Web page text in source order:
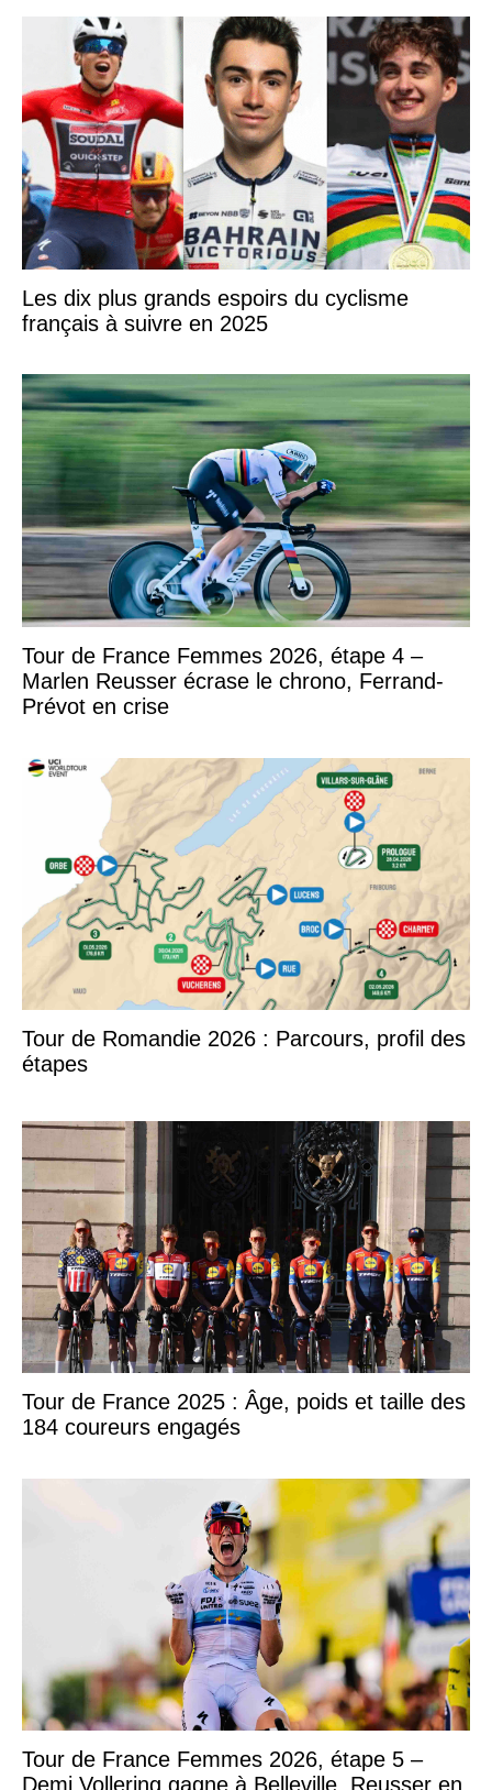
Les dix plus grands espoirs du cyclisme
français à suivre en 2025
Tour de France Femmes 2026, étape 4 –
Marlen Reusser écrase le chrono, Ferrand-
Prévot en crise
Tour de Romandie 2026 : Parcours, profil des
étapes
Tour de France 2025 : Âge, poids et taille des
184 coureurs engagés
Tour de France Femmes 2026, étape 5 –
Demi Vollering gagne à Belleville, Reusser en